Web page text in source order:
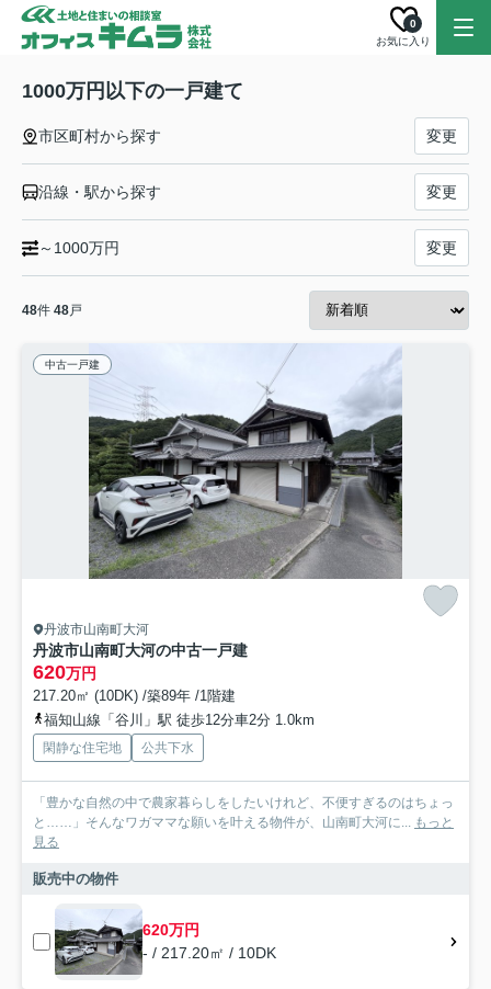
お気に入り
0
1000万円以下の一戸建て
市区町村から探す 変更
沿線・駅から探す 変更
～1000万円 変更
48件 48戸
中古一戸建
丹波市山南町大河
丹波市山南町大河の中古一戸建
620万円
217.20㎡ (10DK) /築89年 /1階建
福知山線「谷川」駅 徒歩12分車2分 1.0km
閑静な住宅地 公共下水
「豊かな自然の中で農家暮らしをしたいけれど、不便すぎるのはちょっ
と……」そんなワガママな願いを叶える物件が、山南町大河に... もっと
見る
販売中の物件
620万円
- / 217.20㎡ / 10DK